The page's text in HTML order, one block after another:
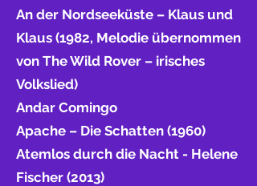
An der Nordseeküste – Klaus und
Klaus (1982, Melodie übernommen
von The Wild Rover – irisches
Volkslied)
Andar Comingo
Apache – Die Schatten (1960)
Atemlos durch die Nacht - Helene
Fischer (2013)